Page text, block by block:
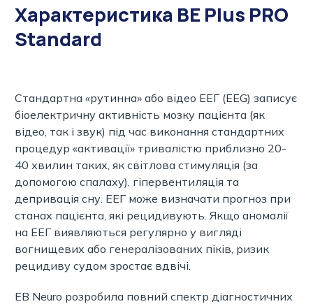
Характеристика BE Plus PRO
Standard
Стандартна «рутинна» або відео ЕЕГ (EEG) записує
біоелектричну активність мозку пацієнта (як
відео, так і звук) під час виконання стандартних
процедур «активації» тривалістю приблизно 20-
40 хвилин таких, як світлова стимуляція (за
допомогою спалаху), гіпервентиляція та
депривація сну. ЕЕГ може визначати прогноз при
станах пацієнта, які рецидивують. Якщо аномалії
на ЕЕГ виявляються регулярно у вигляді
вогнищевих або генералізованих піків, ризик
рецидиву судом зростає вдвічі.
EB Neuro розробила повний спектр діагностичних